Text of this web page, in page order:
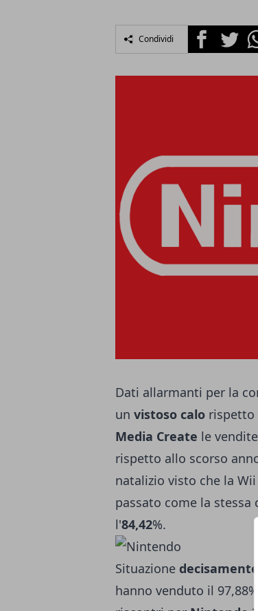
Condividi FacebookTwitter
Dati allarmanti per la
un vistoso calo rispetto
Media Create le
rispetto allo scorso
natalizio visto che la
passato come la
l'84,42%.
Situazione
hanno venduto il